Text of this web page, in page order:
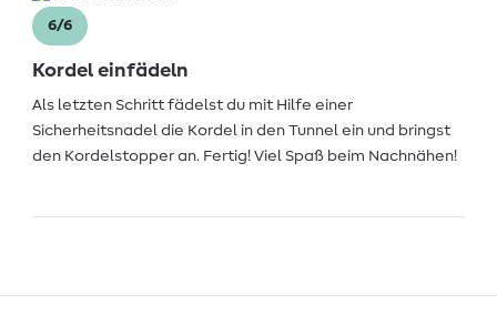
6/6
Kordel einfädeln
Als letzten Schritt fädelst du mit Hilfe einer
Sicherheitsnadel die Kordel in den Tunnel ein und bringst
den Kordelstopper an. Fertig! Viel Spaß beim Nachnähen!